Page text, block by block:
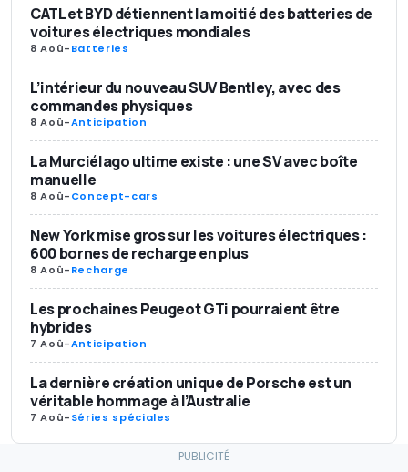
CATL et BYD détiennent la moitié des batteries de
voitures électriques mondiales
8 Aoû-Batteries
L’intérieur du nouveau SUV Bentley, avec des
commandes physiques
8 Aoû-Anticipation
La Murciélago ultime existe : une SV avec boîte
manuelle
8 Aoû-Concept-cars
New York mise gros sur les voitures électriques :
600 bornes de recharge en plus
8 Aoû-Recharge
Les prochaines Peugeot GTi pourraient être
hybrides
7 Aoû-Anticipation
La dernière création unique de Porsche est un
véritable hommage à l’Australie
7 Aoû-Séries spéciales